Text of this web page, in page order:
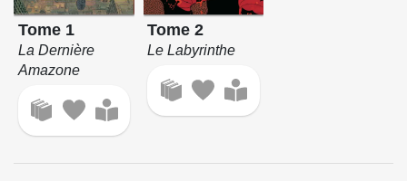
Tome 1
La Dernière
Amazone
Tome 2
Le Labyrinthe